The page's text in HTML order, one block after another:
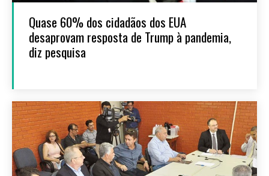
Quase 60% dos cidadãos dos EUA
desaprovam resposta de Trump à pandemia,
diz pesquisa